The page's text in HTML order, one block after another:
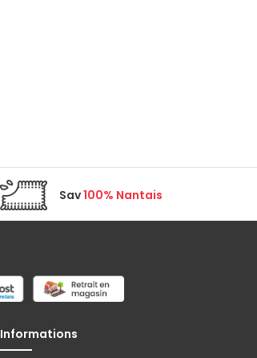
Sav100% Nantais
Informations